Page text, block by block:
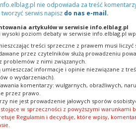
nie odpowiada za treść
tworzyć serwis napisz do nas e-mail.
artykułów w serwisie info.elblag.pl
poziom debaty w serwisie info.elblag.pl
treści sprzeczne z prawem musi
przez czytelników służą prowadzeniu
problemów z nimi związanych.
umieszczać informacje i opinie niezwiązane z
o wydarzeniach).
komentarzy: wulgarnych, obraźliwych,
przez prawo.
nie jest prowadzenie jałowych sporów
w sprzeczności z powyższymi warunkami
Regulamin i decyduje, które wpisy,